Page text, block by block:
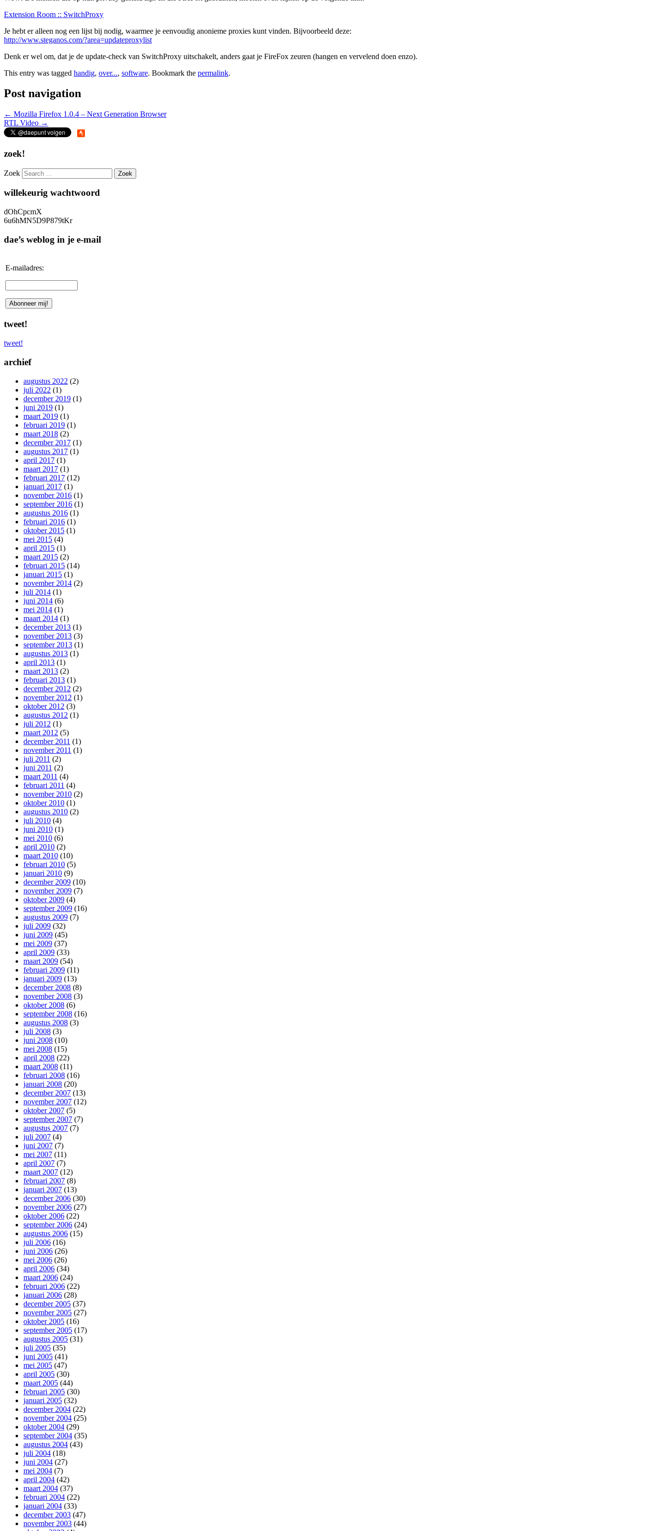
Extension Room :: SwitchProxy
Je hebt er alleen nog een lijst bij nodig, waarmee je eenvoudig anonieme proxies kunt vinden. Bijvoorbeeld deze:
http://www.steganos.com/?area=updateproxylist
Denk er wel om, dat je de update-check van SwitchProxy uitschakelt, anders gaat je FireFox zeuren (hangen en vervelend doen enzo).
This entry was tagged handig, over..., software. Bookmark the permalink.
Post navigation
← Mozilla Firefox 1.0.4 – Next Generation Browser
RTL Video →
zoek!
Zoek
willekeurig wachtwoord
dOhCpcmX
6u6hMN5D9P879tKr
dae’s weblog in je e-mail
E-mailadres:
tweet!
tweet!
archief
augustus 2022 (2)
juli 2022 (1)
december 2019 (1)
juni 2019 (1)
maart 2019 (1)
februari 2019 (1)
maart 2018 (2)
december 2017 (1)
augustus 2017 (1)
april 2017 (1)
maart 2017 (1)
februari 2017 (12)
januari 2017 (1)
november 2016 (1)
september 2016 (1)
augustus 2016 (1)
februari 2016 (1)
oktober 2015 (1)
mei 2015 (4)
april 2015 (1)
maart 2015 (2)
februari 2015 (14)
januari 2015 (1)
november 2014 (2)
juli 2014 (1)
juni 2014 (6)
mei 2014 (1)
maart 2014 (1)
december 2013 (1)
november 2013 (3)
september 2013 (1)
augustus 2013 (1)
april 2013 (1)
maart 2013 (2)
februari 2013 (1)
december 2012 (2)
november 2012 (1)
oktober 2012 (3)
augustus 2012 (1)
juli 2012 (1)
maart 2012 (5)
december 2011 (1)
november 2011 (1)
juli 2011 (2)
juni 2011 (2)
maart 2011 (4)
februari 2011 (4)
november 2010 (2)
oktober 2010 (1)
augustus 2010 (2)
juli 2010 (4)
juni 2010 (1)
mei 2010 (6)
april 2010 (2)
maart 2010 (10)
februari 2010 (5)
januari 2010 (9)
december 2009 (10)
november 2009 (7)
oktober 2009 (4)
september 2009 (16)
augustus 2009 (7)
juli 2009 (32)
juni 2009 (45)
mei 2009 (37)
april 2009 (33)
maart 2009 (54)
februari 2009 (11)
januari 2009 (13)
december 2008 (8)
november 2008 (3)
oktober 2008 (6)
september 2008 (16)
augustus 2008 (3)
juli 2008 (3)
juni 2008 (10)
mei 2008 (15)
april 2008 (22)
maart 2008 (11)
februari 2008 (16)
januari 2008 (20)
december 2007 (13)
november 2007 (12)
oktober 2007 (5)
september 2007 (7)
augustus 2007 (7)
juli 2007 (4)
juni 2007 (7)
mei 2007 (11)
april 2007 (7)
maart 2007 (12)
februari 2007 (8)
januari 2007 (13)
december 2006 (30)
november 2006 (27)
oktober 2006 (22)
september 2006 (24)
augustus 2006 (15)
juli 2006 (16)
juni 2006 (26)
mei 2006 (26)
april 2006 (34)
maart 2006 (24)
februari 2006 (22)
januari 2006 (28)
december 2005 (37)
november 2005 (27)
oktober 2005 (16)
september 2005 (17)
augustus 2005 (31)
juli 2005 (35)
juni 2005 (41)
mei 2005 (47)
april 2005 (30)
maart 2005 (44)
februari 2005 (30)
januari 2005 (32)
december 2004 (22)
november 2004 (25)
oktober 2004 (29)
september 2004 (35)
augustus 2004 (43)
juli 2004 (18)
juni 2004 (27)
mei 2004 (7)
april 2004 (42)
maart 2004 (37)
februari 2004 (22)
januari 2004 (33)
december 2003 (47)
november 2003 (44)